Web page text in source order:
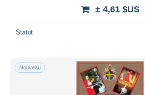
± 4,61 $US
Statut
Nouveau